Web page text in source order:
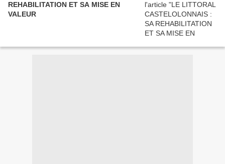
REHABILITATION ET SA MISE EN
VALEUR